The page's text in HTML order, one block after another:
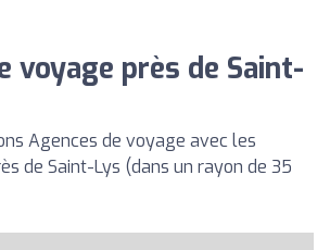
voyage près de Saint-
Agences de voyage avec les
de Saint-Lys (dans un rayon de 35